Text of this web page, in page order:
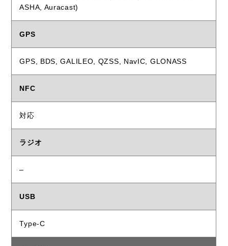
ASHA, Auracast)
GPS
GPS, BDS, GALILEO, QZSS, NavIC, GLONASS
NFC
対応
ラジオ
–
USB
Type-C